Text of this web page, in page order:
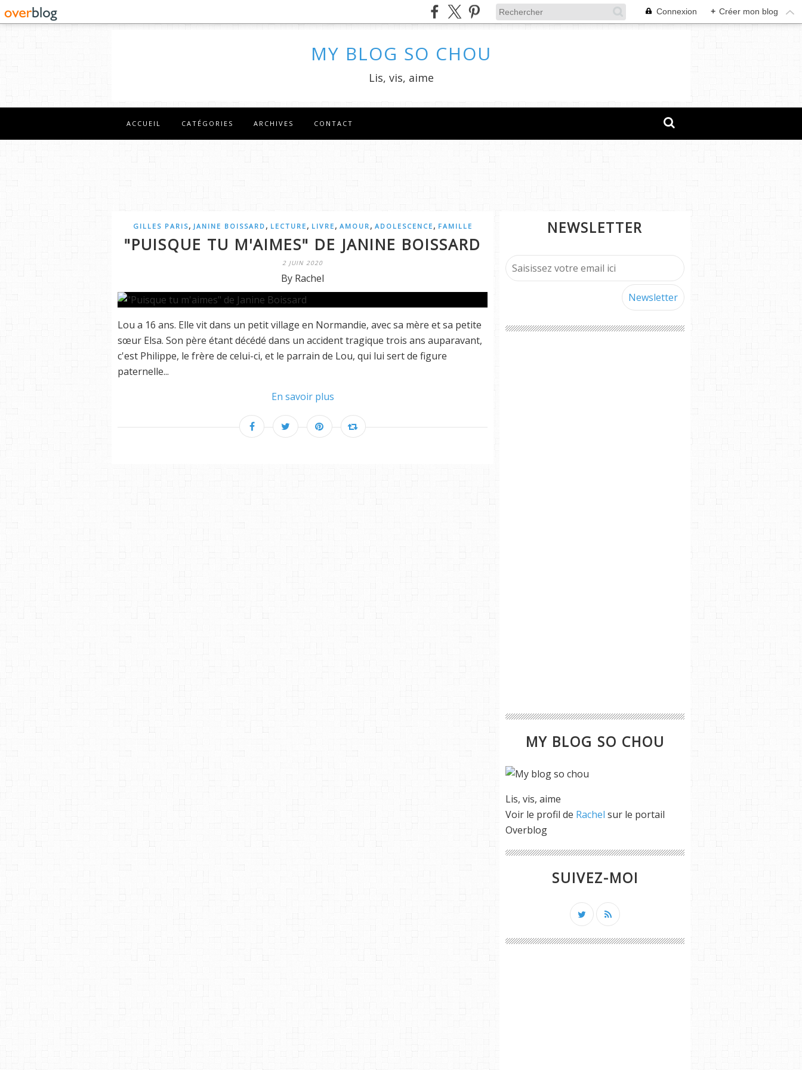
Connexion + Créer mon blog
MY BLOG SO CHOU
Lis, vis, aime
ACCUEIL CATÉGORIES ARCHIVES CONTACT
GILLES PARIS, JANINE BOISSARD , LECTURE , LIVRE , AMOUR , ADOLESCENCE , FAMILLE
"PUISQUE TU M'AIMES" DE JANINE BOISSARD
2 JUIN 2020
By Rachel
Lou a 16 ans. Elle vit dans un petit village en Normandie, avec sa mère et sa petite
sœur Elsa. Son père étant décédé dans un accident tragique trois ans auparavant,
c'est Philippe, le frère de celui-ci, et le parrain de Lou, qui lui sert de figure
paternelle...
En savoir plus
NEWSLETTER
MY BLOG SO CHOU
Lis, vis, aime
Voir le profil de Rachel sur le portail
Overblog
SUIVEZ-MOI